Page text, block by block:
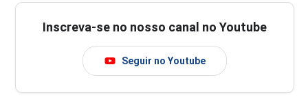
Inscreva-se no nosso canal no Youtube
Seguir no Youtube